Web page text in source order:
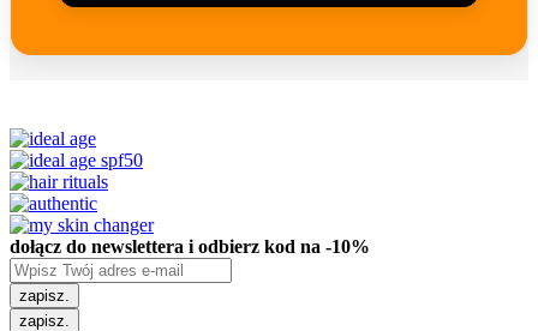
dołącz do newslettera i odbierz kod na -10%
zapisz.
zapisz.